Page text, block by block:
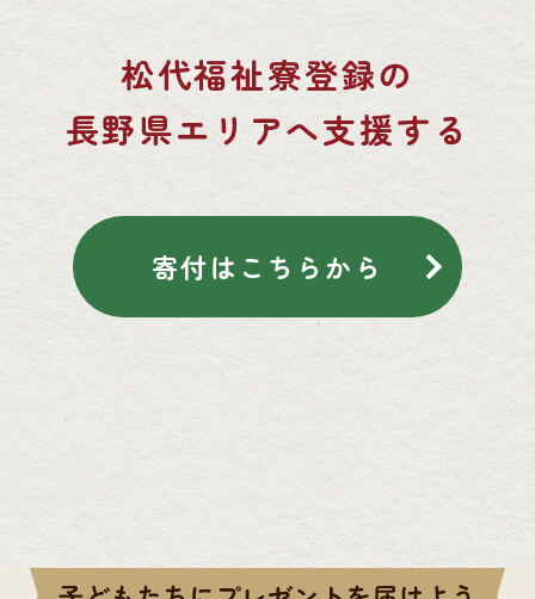
松代福祉寮登録の
長野県エリアへ支援する
寄付はこちらから